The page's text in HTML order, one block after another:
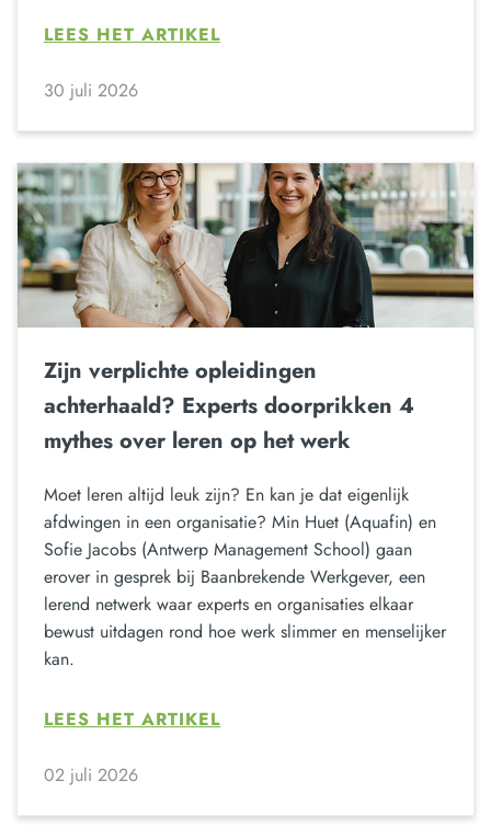
LEES HET ARTIKEL
30 juli 2026
Zijn verplichte opleidingen
achterhaald? Experts doorprikken 4
mythes over leren op het werk
Moet leren altijd leuk zijn? En kan je dat eigenlijk
afdwingen in een organisatie? Min Huet (Aquafin) en
Sofie Jacobs (Antwerp Management School) gaan
erover in gesprek bij Baanbrekende Werkgever, een
lerend netwerk waar experts en organisaties elkaar
bewust uitdagen rond hoe werk slimmer en menselijker
kan.
LEES HET ARTIKEL
02 juli 2026